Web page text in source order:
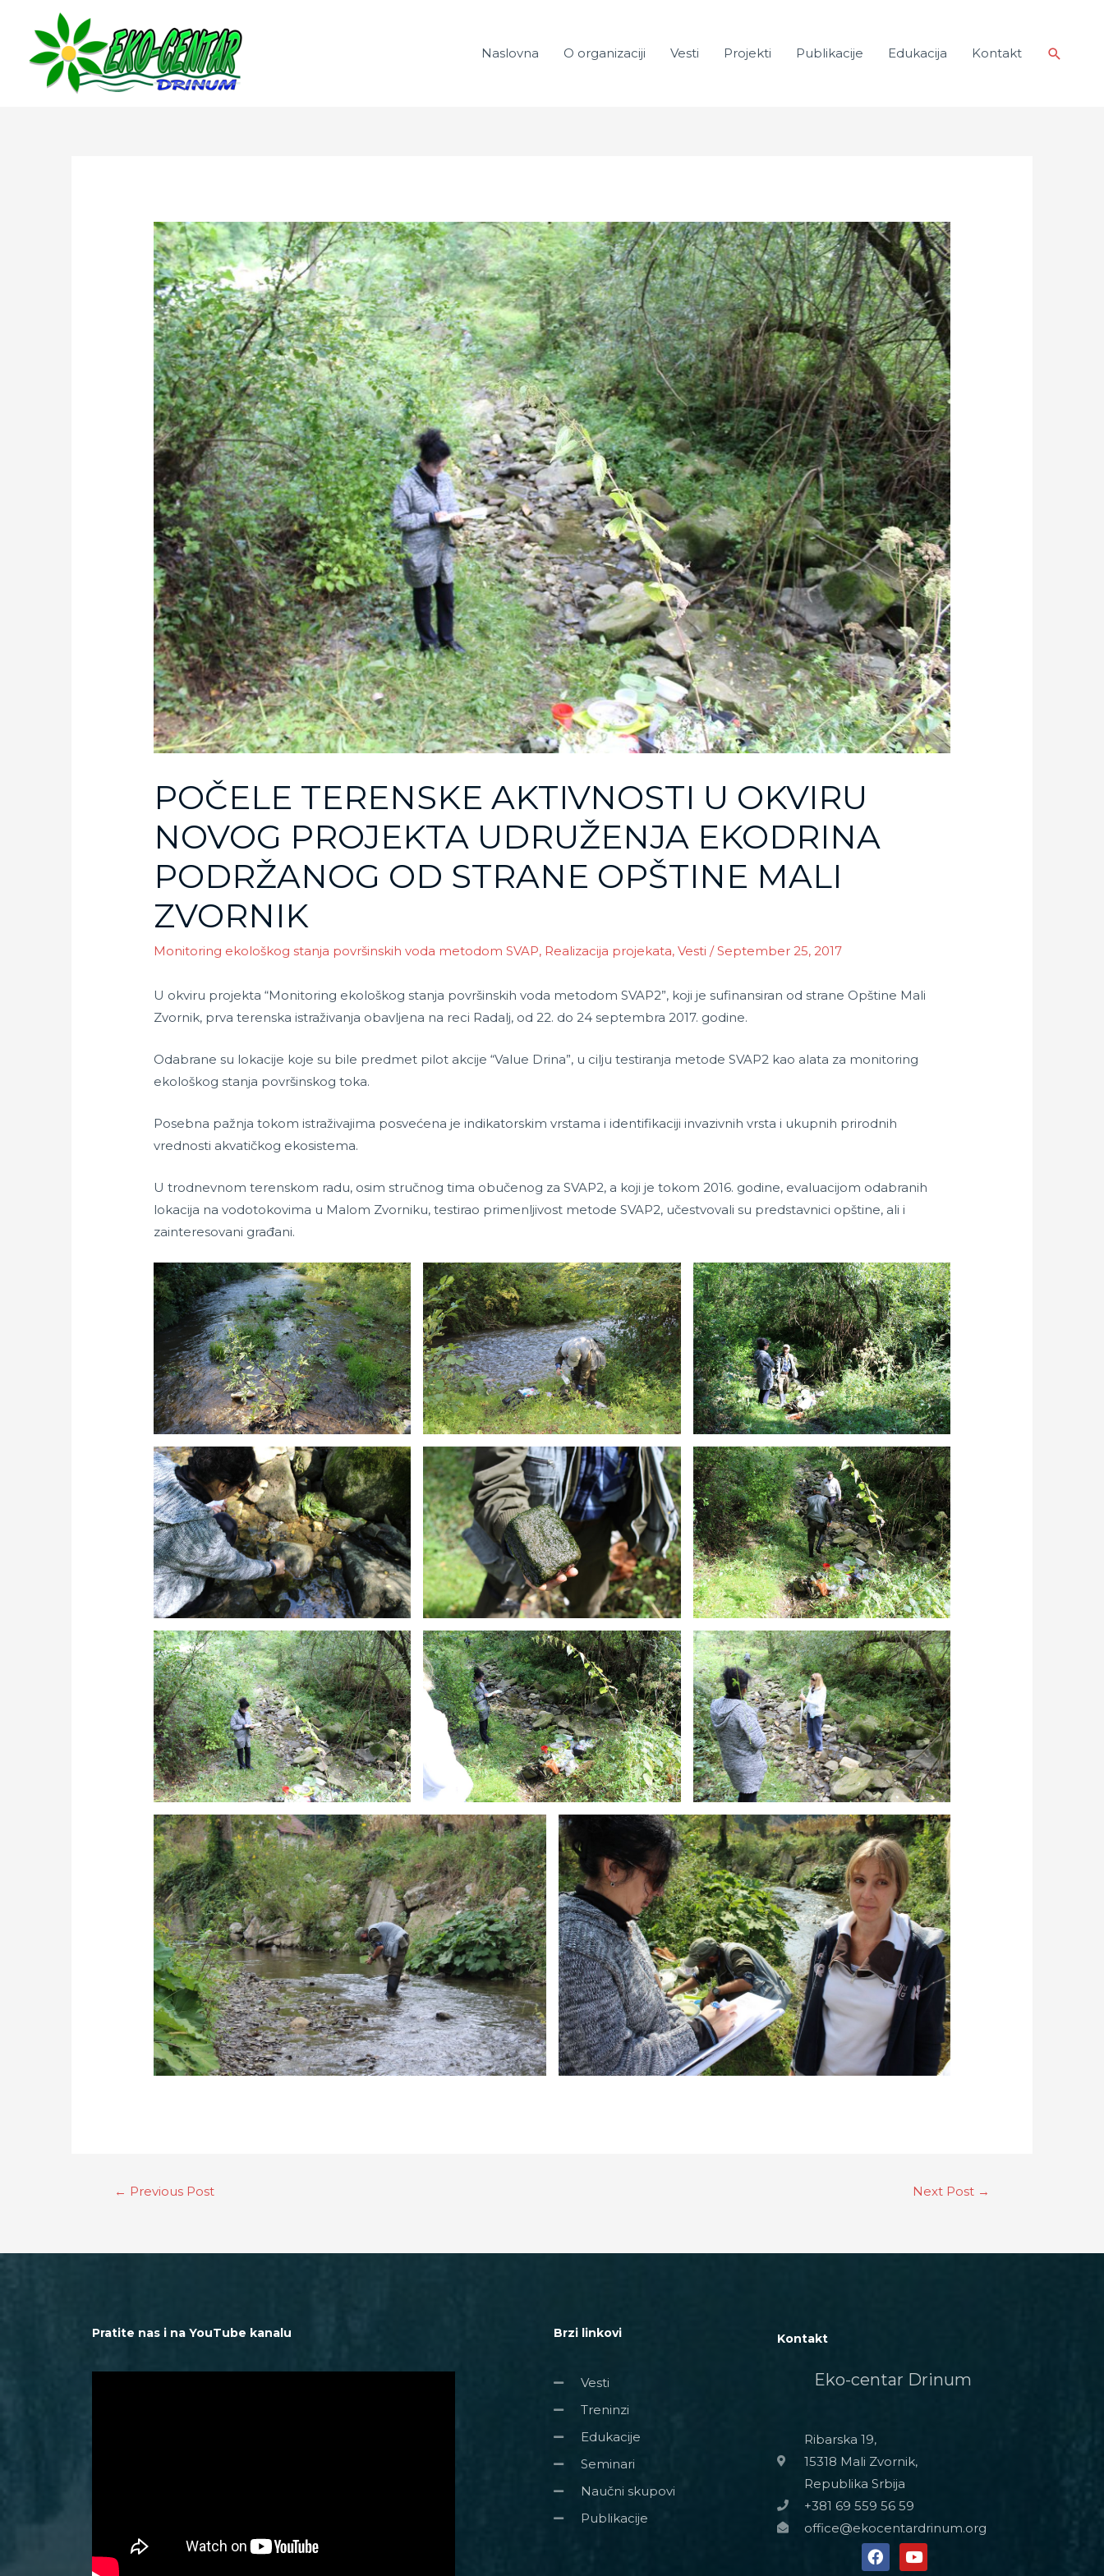
Naslovna O organizaciji Vesti Projekti Publikacije Edukacija Kontakt
POČELE TERENSKE AKTIVNOSTI U OKVIRU
NOVOG PROJEKTA UDRUŽENJA EKODRINA
PODRŽANOG OD STRANE OPŠTINE MALI
ZVORNIK
Monitoring ekološkog stanja površinskih voda metodom SVAP, Realizacija projekata,Vesti /September 25, 2017
U okviru projekta “Monitoring ekološkog stanja površinskih voda metodom SVAP2”, koji je sufinansiran od strane Opštine Mali
Zvornik, prva terenska istraživanja obavljena na reci Radalj, od 22. do 24 septembra 2017. godine.
Odabrane su lokacije koje su bile predmet pilot akcije “Value Drina”, u cilju testiranja metode SVAP2 kao alata za monitoring
ekološkog stanja površinskog toka.
Posebna pažnja tokom istraživajima posvećena je indikatorskim vrstama i identifikaciji invazivnih vrsta i ukupnih prirodnih
vrednosti akvatičkog ekosistema.
U trodnevnom terenskom radu, osim stručnog tima obučenog za SVAP2, a koji je tokom 2016. godine, evaluacijom odabranih
lokacija na vodotokovima u Malom Zvorniku, testirao primenljivost metode SVAP2, učestvovali su predstavnici opštine, ali i
zainteresovani građani.
← Previous Post Next Post →
Pratite nas i na YouTube kanalu Brzi linkovi
Vesti
Treninzi
Edukacije
Seminari
Naučni skupovi
Publikacije
Kontakt
Eko-centar Drinum
Ribarska 19,
15318 Mali Zvornik,
Republika Srbija
+381 69 559 56 59
office@ekocentardrinum.org